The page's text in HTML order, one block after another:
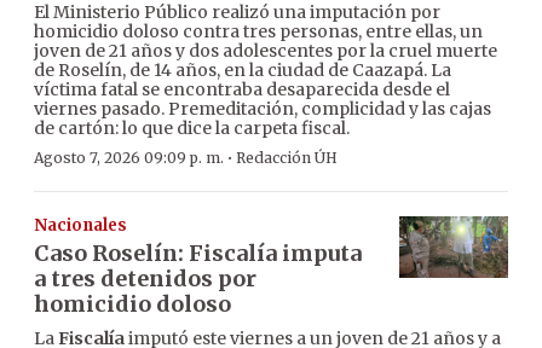
El Ministerio Público realizó una imputación por
homicidio doloso contra tres personas, entre ellas, un
joven de 21 años y dos adolescentes por la cruel muerte
de Roselín, de 14 años, en la ciudad de Caazapá. La
víctima fatal se encontraba desaparecida desde el
viernes pasado. Premeditación, complicidad y las cajas
de cartón: lo que dice la carpeta fiscal.
Agosto 7, 2026 09:09 p. m. · Redacción ÚH
Nacionales
Caso Roselín: Fiscalía imputa
a tres detenidos por
homicidio doloso
LaFiscalíaimputó este viernes a un joven de 21 años y a